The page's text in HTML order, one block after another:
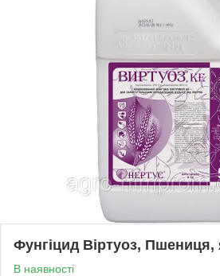
Фунгіцид Віртуоз, Пшениця,
В наявності